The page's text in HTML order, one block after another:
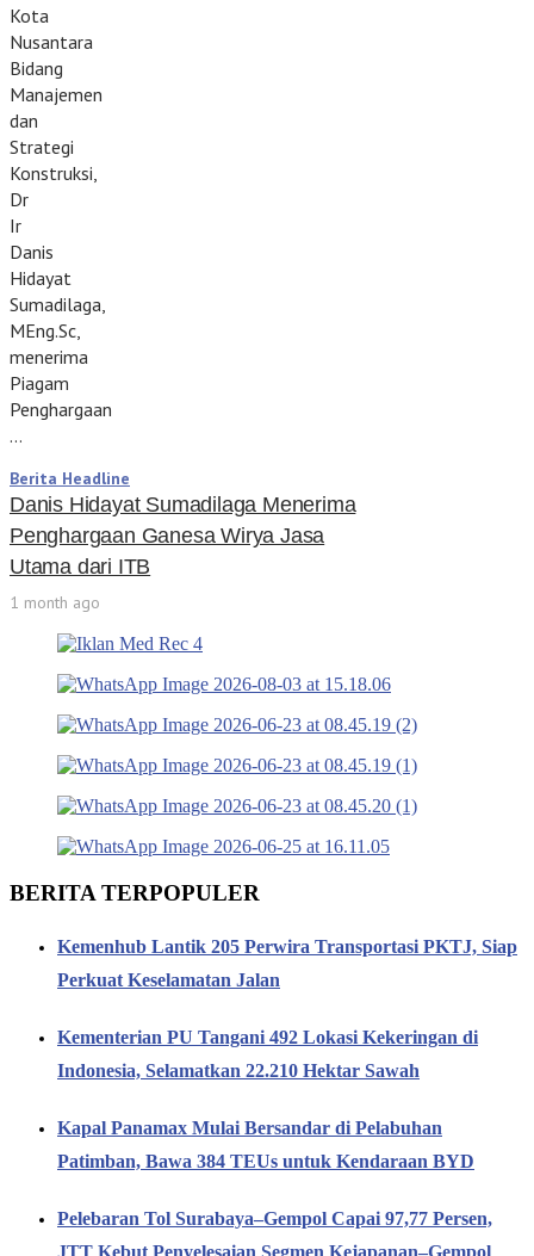
Kota
Nusantara
Bidang
Manajemen
dan
Strategi
Konstruksi,
Dr
Ir
Danis
Hidayat
Sumadilaga,
MEng.Sc,
menerima
Piagam
Penghargaan
…
Berita Headline
Danis Hidayat Sumadilaga Menerima
Penghargaan Ganesa Wirya Jasa
Utama dari ITB
1 month ago
BERITA TERPOPULER
Kemenhub Lantik 205 Perwira Transportasi PKTJ, Siap
Perkuat Keselamatan Jalan
Kementerian PU Tangani 492 Lokasi Kekeringan di
Indonesia, Selamatkan 22.210 Hektar Sawah
Kapal Panamax Mulai Bersandar di Pelabuhan
Patimban, Bawa 384 TEUs untuk Kendaraan BYD
Pelebaran Tol Surabaya–Gempol Capai 97,77 Persen,
JTT Kebut Penyelesaian Segmen Kejapanan–Gempol